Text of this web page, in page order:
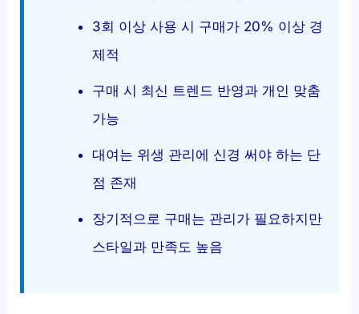
3회 이상 사용 시 구매가 20% 이상 경
제적
구매 시 최신 트렌드 반영과 개인 맞춤
가능
대여는 위생 관리에 신경 써야 하는 단
점 존재
장기적으로 구매는 관리가 필요하지만
스타일과 만족도 높음